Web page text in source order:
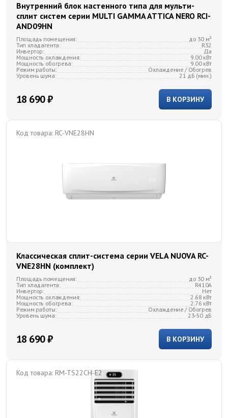
Внутренний блок настенного типа для мульти-
сплит систем серии MULTI GAMMA ATTICA NERO RCI-
AND09HN
Площадь помещения:
до 30 м²
Тип хладагента:
R32
Инвертор:
Да
Мощность охлаждения:
9.00 кВт
Мощность обогрева:
9.00 кВт
Режим работы:
Охлаждение / Обогрев
Уровень шума:
21 дБ (мин.)
В КОРЗИНУ
18 690 ₽
Код товара: RC-VNE28HN
Классическая сплит-система серии VELA NUOVA RC-
VNE28HN (комплект)
Площадь помещения:
до 30 м²
Тип хладагента:
R410A
Инвертор:
Нет
Мощность охлаждения:
2.68 кВт
Мощность обогрева:
2.76 кВт
Режим работы:
Охлаждение / Обогрев
Уровень шума:
23-50 дБ
В КОРЗИНУ
18 690 ₽
Код товара: RM-TS22CH-E2